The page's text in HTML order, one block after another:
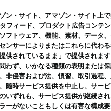
ン・サイト、アマゾン・サイト上
ィード、プロダクト広告コンテ
フトウェア、機能、素材、データ
ンサーによりまたはこれらに代わ
供されているまま」で提供されま
わず、いかなる種類の表明または
非侵害および法、慣習、取引過程
随時サービス提供を中止し、サー
いずれも、サービス提供が継続さ
ーがないこともしくは有害な構成